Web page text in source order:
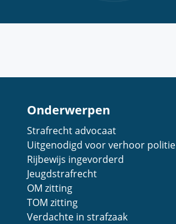
Onderwerpen
Strafrecht advocaat
Uitgenodigd voor verhoor politie
Rijbewijs ingevorderd
Jeugdstrafrecht
OM zitting
TOM zitting
Verdachte in strafzaak